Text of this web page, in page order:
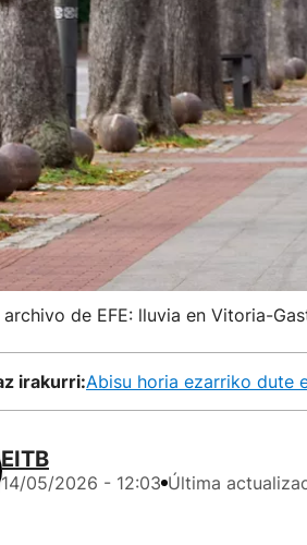
de EFE: lluvia en Vitoria-
irakurri:Abisu horia ezarriko dute
EITB
14/05/2026 - 12:03 Última